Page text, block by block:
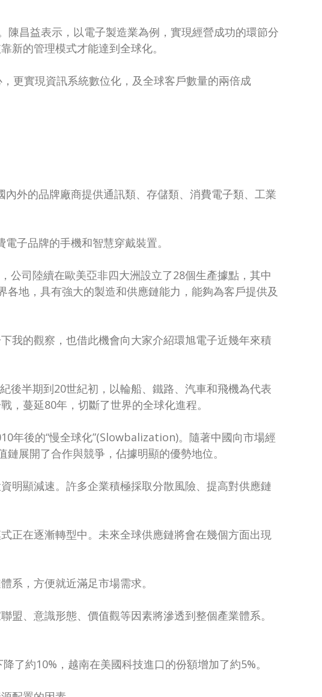
陳昌益表示，以電子製造業為例，實現經營成功的環節分
新的管理模式才能達到全球化。
更實現資訊系統數位化，及全球客戶數量的兩倍成
外的品牌廠商提供通訊類、存儲類、消費電子類、工業
子品牌的手機和智慧穿戴裝置。
公司陸續在歐美亞非四大洲設立了28個生產據點，其中
地，具有強大的製造和供應鏈能力，能夠為客戶提供及
我的觀察，也借此機會向大家介紹環旭電子近幾年來積
後半期到20世紀初，以輪船、鐵路、汽車和飛機為代表
，蔓延80年，切斷了世界的全球化進程。
年後的“慢全球化”(Slowbalization)。隨著中國向市場經
展開了合作與競爭，佔據明顯的優勢地位。
明顯減速。許多企業積極採取分散風險、提高對供應鏈
正在逐漸轉型中。未來全球供應鏈將會在幾個方面出現
系，方便就近滿足市場需求。
、意識形態、價值觀等因素將滲透到整個產業體系。
了約10%，越南在美國科技進口的份額增加了約5%。